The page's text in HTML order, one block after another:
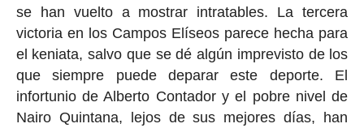
se han vuelto a mostrar intratables. La tercera
victoria en los Campos Elíseos parece hecha para
el keniata, salvo que se dé algún imprevisto de los
que siempre puede deparar este deporte. El
infortunio de Alberto Contador y el pobre nivel de
Nairo Quintana, lejos de sus mejores días, han